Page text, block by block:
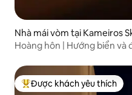
Nhà mái vòm tại Kameiros
Hoàng hôn | Hướng biển và
Được khách yêu thích nhất
Được khách yêu thích